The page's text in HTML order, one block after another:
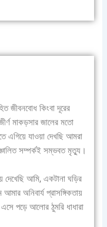
জীবনবোধ কিংবা দূরের
মাকড়সার জালের মতো
এগিয়ে যাওয়া দেখছি আমরা
সম্পর্কই সম্ভবত মৃত্যু।
দেখেছি আমি, একটানা ঘড়ির
অনিবার্য প্রাসঙ্গিকতায়
পড়ে আলোর ঠুমরি ধাধারা